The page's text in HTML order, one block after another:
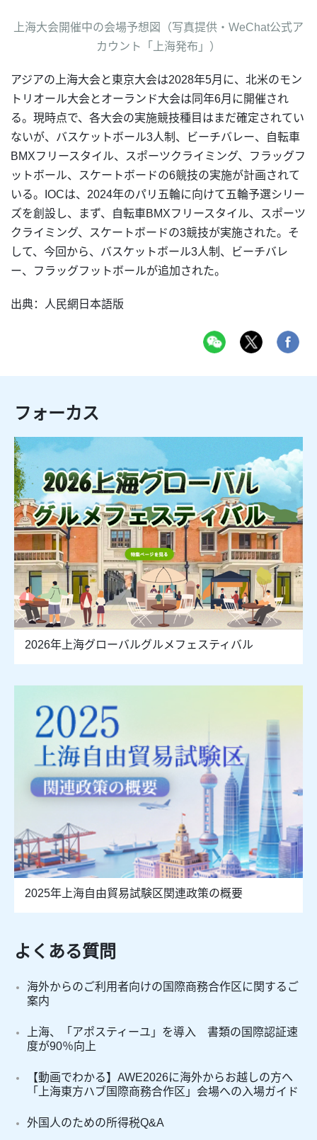
上海大会開催中の会場予想図（写真提供・WeChat公式ア
カウント「上海発布」）
アジアの上海大会と東京大会は2028年5月に、北米のモン
トリオール大会とオーランド大会は同年6月に開催され
る。現時点で、各大会の実施競技種目はまだ確定されてい
ないが、バスケットボール3人制、ビーチバレー、自転車
BMXフリースタイル、スポーツクライミング、フラッグフ
ットボール、スケートボードの6競技の実施が計画されて
いる。IOCは、2024年のパリ五輪に向けて五輪予選シリー
ズを創設し、まず、自転車BMXフリースタイル、スポーツ
クライミング、スケートボードの3競技が実施された。そ
して、今回から、バスケットボール3人制、ビーチバレ
ー、フラッグフットボールが追加された。
出典：人民網日本語版
フォーカス
2026年上海グローバルグルメフェスティバル
2025年上海自由貿易試験区関連政策の概要
よくある質問
海外からのご利用者向けの国際商務合作区に関するご
案内
上海、「アポスティーユ」を導入 書類の国際認証速
度が90％向上
【動画でわかる】AWE2026に海外からお越しの方へ
「上海東方ハブ国際商務合作区」会場への入場ガイド
外国人のための所得税Q&A